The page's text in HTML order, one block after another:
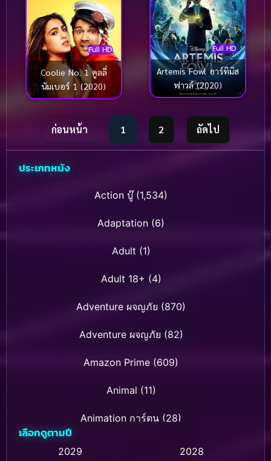
Full HD
Coolie No. 1 คูลลี่
นัมเบอร์ 1 (2020)
Full HD
Artemis Fowl อาร์ทิมิส
ฟาวล์ (2020)
ก่อนหน้า 1 2 ถัดไป
ประเภทหนัง
Action บู๊(1,534)
Adaptation (6)
Adult (1)
Adult 18+ (4)
Adventure ผจญภัย (870)
Adventure ผจญภัย (82)
Amazon Prime (609)
Animal (11)
Animation การ์ตูน (28)
Animation การ์ตูน (235)
เลือกดูตามปี
2029
2028